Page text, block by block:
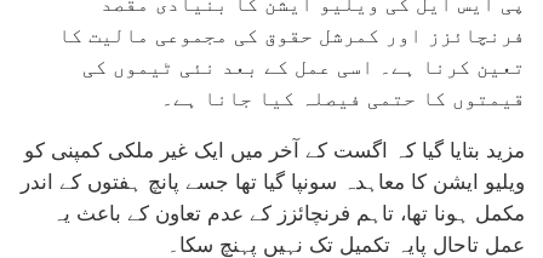
فرنچائزز اور کمرشل حقوق کی مجموعی مالیت کا
تعین کرنا ہے۔ اسی عمل کے بعد نئی ٹیموں کی
قیمتوں کا حتمی فیصلہ کیا جانا ہے۔
مزید بتایا گیا کہ اگست کے آخر میں ایک غیر ملکی کمپنی کو
ویلیو ایشن کا معاہدہ سونپا گیا تھا جسے پانچ ہفتوں کے اندر
مکمل ہونا تھا، تاہم فرنچائزز کے عدم تعاون کے باعث یہ
عمل تاحال پایہ تکمیل تک نہیں پہنچ سکا۔